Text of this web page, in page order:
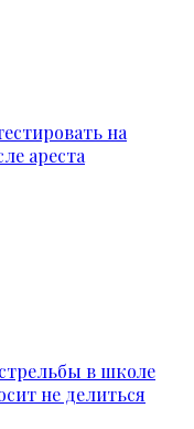
на
ареста
в школе
не делиться